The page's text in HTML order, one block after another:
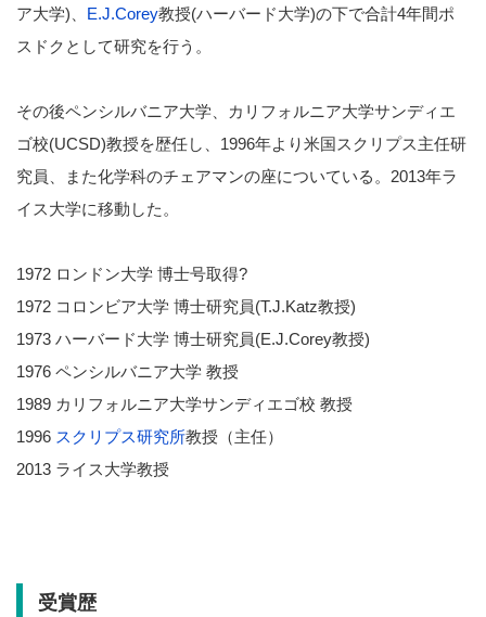
ア大学)、 E.J.Corey教授(ハーバード大学)の下で合計4年間ポ
スドクとして研究を行う。
その後ペンシルバニア大学、カリフォルニア大学サンディエ
ゴ校(UCSD)教授を歴任し、1996年より米国スクリプス主任研
究員、また化学科のチェアマンの座についている。2013年ラ
イス大学に移動した。
1972 ロンドン大学 博士号取得?
1972 コロンビア大学 博士研究員(T.J.Katz教授)
1973 ハーバード大学 博士研究員(E.J.Corey教授)
1976 ペンシルバニア大学 教授
1989 カリフォルニア大学サンディエゴ校 教授
1996 スクリプス研究所教授（主任）
2013 ライス大学教授
受賞歴